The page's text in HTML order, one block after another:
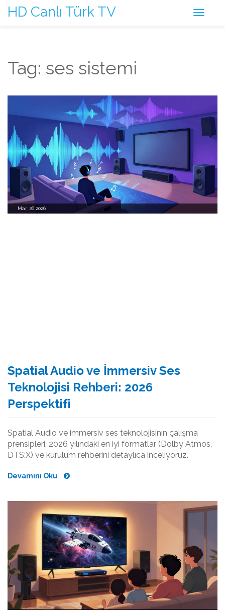
HD Canlı Türk TV
Tag: ses sistemi
Mar, 26 2026
Spatial Audio ve İmmersiv Ses
Teknolojisi Rehberi: 2026
Perspektifi
Spatial Audio ve immersiv ses teknolojisinin çalışma
prensipleri, 2026 yılındaki en iyi formatlar (Dolby Atmos,
DTS:X) ve kurulum rehberini detaylıca inceliyoruz.
Devamını Oku